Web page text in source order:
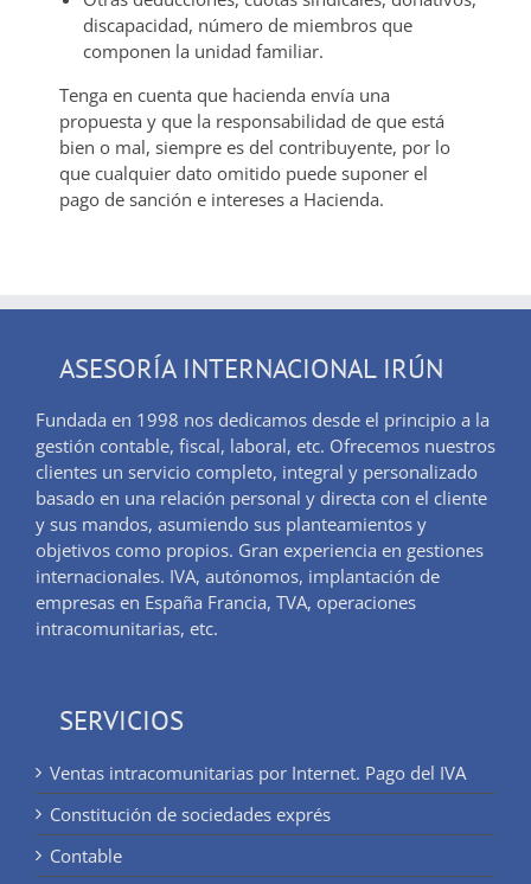
discapacidad, número de miembros que
componen la unidad familiar.
Tenga en cuenta que hacienda envía una
propuesta y que la responsabilidad de que está
bien o mal, siempre es del contribuyente, por lo
que cualquier dato omitido puede suponer el
pago de sanción e intereses a Hacienda.
ASESORÍA INTERNACIONAL IRÚN
Fundada en 1998 nos dedicamos desde el principio a la
gestión contable, fiscal, laboral, etc. Ofrecemos nuestros
clientes un servicio completo, integral y personalizado
basado en una relación personal y directa con el cliente
y sus mandos, asumiendo sus planteamientos y
objetivos como propios. Gran experiencia en gestiones
internacionales. IVA, autónomos, implantación de
empresas en España Francia, TVA, operaciones
intracomunitarias, etc.
SERVICIOS
Ventas intracomunitarias por Internet. Pago del IVA
Constitución de sociedades exprés
Contable